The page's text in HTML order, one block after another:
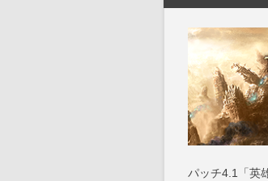
パッチ4.1「英